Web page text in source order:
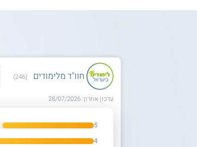
חוו"ד מלימודים (246)
עדכון אחרון: 28/07/2026
5
4